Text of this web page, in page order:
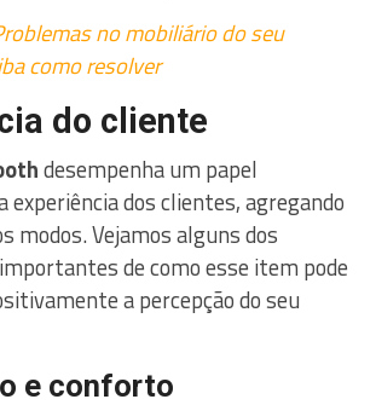
no mobiliário do seu
como resolver
do cliente
desempenha um papel
dos clientes, agregando
modos. Vejamos alguns dos
de como esse item pode
a percepção do seu
e conforto